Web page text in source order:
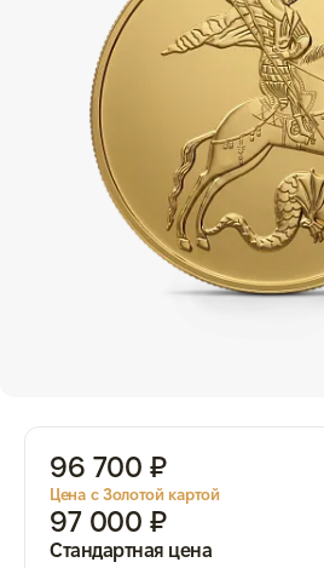
96 700 ₽
Цена с Золотой картой
97 000 ₽
Стандартная цена